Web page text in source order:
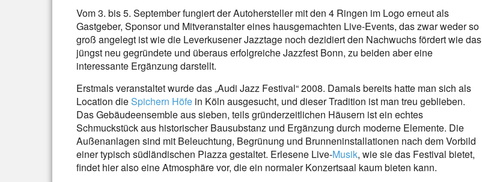
Vom 3. bis 5. September fungiert der Autohersteller mit den 4 Ringen im Logo erneut als
Gastgeber, Sponsor und Mitveranstalter eines hausgemachten Live-Events, das zwar weder so
groß angelegt ist wie die Leverkusener Jazztage noch dezidiert den Nachwuchs fördert wie das
jüngst neu gegründete und überaus erfolgreiche Jazzfest Bonn, zu beiden aber eine
interessante Ergänzung darstellt.
Erstmals veranstaltet wurde das „Audi Jazz Festival“ 2008. Damals bereits hatte man sich als
Location dieSpichern Höfe in Köln ausgesucht, und dieser Tradition ist man treu geblieben.
Das Gebäudeensemble aus sieben, teils gründerzeitlichen Häusern ist ein echtes
Schmuckstück aus historischer Bausubstanz und Ergänzung durch moderne Elemente. Die
Außenanlagen sind mit Beleuchtung, Begrünung und Brunneninstallationen nach dem Vorbild
einer typisch südländischen Piazza gestaltet. Erlesene Live-Musik, wie sie das Festival bietet,
findet hier also eine Atmosphäre vor, die ein normaler Konzertsaal kaum bieten kann.